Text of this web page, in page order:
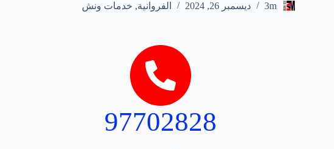
3m ديسمبر 26, 2024 الفروانية, خدمات ونش
97702828